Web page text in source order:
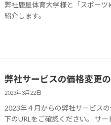
弊社鹿屋体育大学様と「スポー
紹介します。
弊社サービスの価格変更
2023年3月22日
2023年４月からの弊社サービス
下のURLをご確認ください。 サー